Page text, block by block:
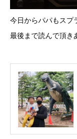
今日からパパもスプ
最後まで読んで頂き